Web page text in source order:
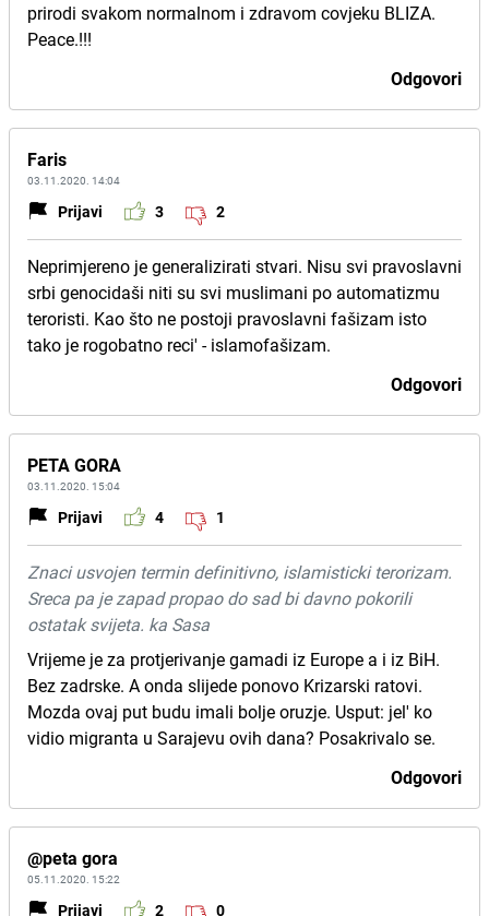
prirodi svakom normalnom i zdravom covjeku BLIZA.
Peace.!!!
Odgovori
Faris
03.11.2020. 14:04
Prijavi 3 2
Neprimjereno je generalizirati stvari. Nisu svi pravoslavni
srbi genocidaši niti su svi muslimani po automatizmu
teroristi. Kao što ne postoji pravoslavni fašizam isto
tako je rogobatno reci' - islamofašizam.
Odgovori
PETA GORA
03.11.2020. 15:04
Prijavi 4 1
Znaci usvojen termin definitivno, islamisticki terorizam.
Sreca pa je zapad propao do sad bi davno pokorili
ostatak svijeta. ka Sasa
Vrijeme je za protjerivanje gamadi iz Europe a i iz BiH.
Bez zadrske. A onda slijede ponovo Krizarski ratovi.
Mozda ovaj put budu imali bolje oruzje. Usput: jel' ko
vidio migranta u Sarajevu ovih dana? Posakrivalo se.
Odgovori
@peta gora
05.11.2020. 15:22
Prijavi 2 0